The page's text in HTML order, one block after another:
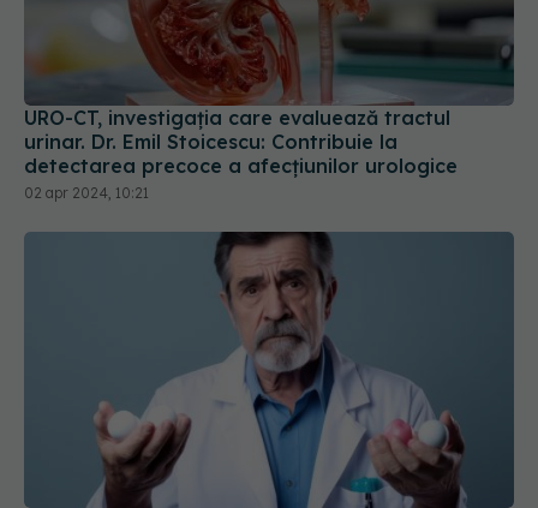
URO-CT, investigația care evaluează tractul
urinar. Dr. Emil Stoicescu: Contribuie la
detectarea precoce a afecțiunilor urologice
02 apr 2024, 10:21